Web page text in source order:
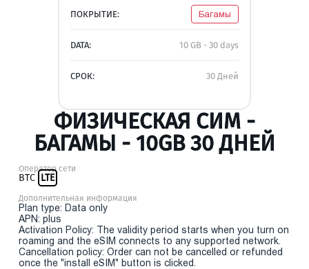
ПОКРЫТИЕ: Багамы
DATA: 10 GB - 30 days
СРОК: 30 Дней
ФИЗИЧЕСКАЯ СИМ -
БАГАМЫ - 10GB 30 ДНЕЙ
Оператор сети
BTC LTE
Дополнительная информация
Plan type: Data only
APN: plus
Activation Policy: The validity period starts when you turn on
roaming and the eSIM connects to any supported network.
Cancellation policy: Order can not be cancelled or refunded
once the "install eSIM" button is clicked.